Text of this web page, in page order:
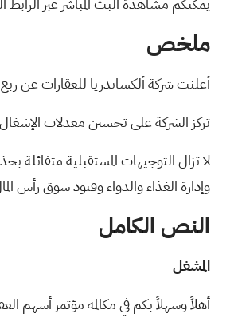
ملخص
أعلنت شركة ألكساندريا للعقارات عن
تركز الشركة على تحسين معدلات
لا تزال التوجيهات المستقبلية متفائلة
وإدارة الغذاء والدواء وقيود سوق رأس
النص الكامل
المشغل